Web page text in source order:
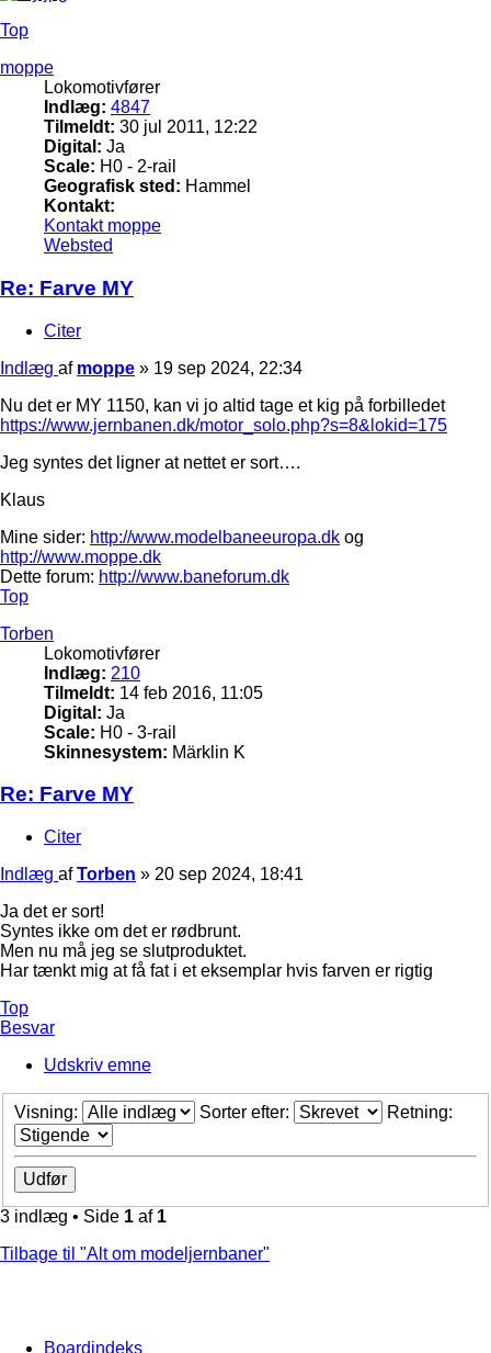
Top
moppe
Lokomotivfører
Indlæg: 4847
Tilmeldt: 30 jul 2011, 12:22
Digital: Ja
Scale: H0 - 2-rail
Geografisk sted: Hammel
Kontakt:
Kontakt moppe
Websted
Re: Farve MY
Citer
Indlæg af moppe » 19 sep 2024, 22:34
Nu det er MY 1150, kan vi jo altid tage et kig på forbilledet
https://www.jernbanen.dk/motor_solo.php?s=8&lokid=175
Jeg syntes det ligner at nettet er sort….
Klaus
Mine sider: http://www.modelbaneeuropa.dk og
http://www.moppe.dk
Dette forum: http://www.baneforum.dk
Top
Torben
Lokomotivfører
Indlæg: 210
Tilmeldt: 14 feb 2016, 11:05
Digital: Ja
Scale: H0 - 3-rail
Skinnesystem: Märklin K
Re: Farve MY
Citer
Indlæg afTorben » 20 sep 2024, 18:41
Ja det er sort!
Syntes ikke om det er rødbrunt.
Men nu må jeg se slutproduktet.
Har tænkt mig at få fat i et eksemplar hvis farven er rigtig
Top
Besvar
Udskriv emne
Visning: Sorter efter: Retning:
3 indlæg • Side 1 af 1
Tilbage til "Alt om modeljernbaner"
Boardindeks